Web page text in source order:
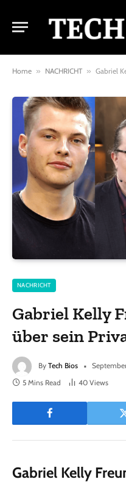
Home » NACHRICHT » Gabriel
NACHRICHT
Gabriel Kelly
über sein
By Tech Bios
5 Mins Read
40 Views
Gabriel Kelly